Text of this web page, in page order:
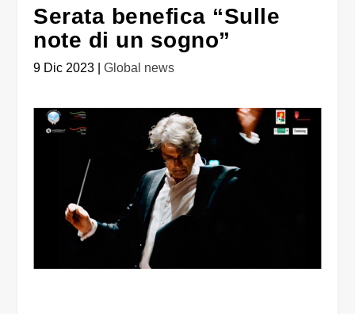
Serata benefica “Sulle
note di un sogno”
9 Dic 2023 |Global news